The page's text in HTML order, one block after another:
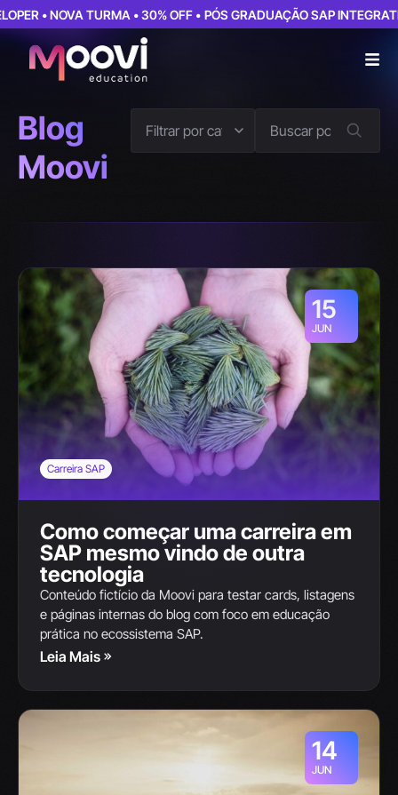
• NOVA TURMA • 30% OFF • PÓS GRADUAÇÃO SAP
Blog
Moovi
15
JUN
Carreira SAP
Como começar uma carreira em
SAP mesmo vindo de outra
tecnologia
Conteúdo fictício da Moovi para testar cards, listagens
e páginas internas do blog com foco em educação
prática no ecossistema SAP.
Leia Mais
14
JUN